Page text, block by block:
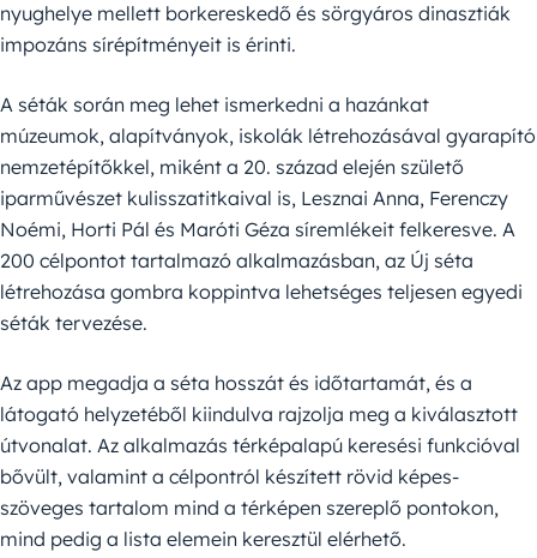
nyughelye mellett borkereskedő és sörgyáros dinasztiák
impozáns sírépítményeit is érinti.
A séták során meg lehet ismerkedni a hazánkat
múzeumok, alapítványok, iskolák létrehozásával gyarapító
nemzetépítőkkel, miként a 20. század elején születő
iparművészet kulisszatitkaival is, Lesznai Anna, Ferenczy
Noémi, Horti Pál és Maróti Géza síremlékeit felkeresve. A
200 célpontot tartalmazó alkalmazásban, az Új séta
létrehozása gombra koppintva lehetséges teljesen egyedi
séták tervezése.
Az app megadja a séta hosszát és időtartamát, és a
látogató helyzetéből kiindulva rajzolja meg a kiválasztott
útvonalat. Az alkalmazás térképalapú keresési funkcióval
bővült, valamint a célpontról készített rövid képes-
szöveges tartalom mind a térképen szereplő pontokon,
mind pedig a lista elemein keresztül elérhető.